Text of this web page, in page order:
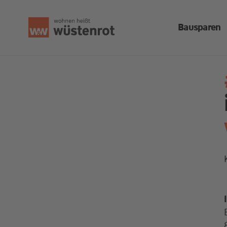
Bausparen